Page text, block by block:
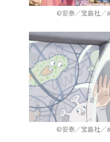
©安泰／宝島社／
©安泰／宝島社／